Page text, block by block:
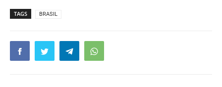
TAGS BRASIL